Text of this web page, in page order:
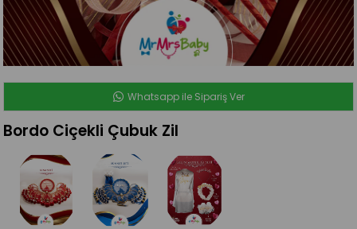
Whatsapp ile Sipariş Ver
Bordo Ciçekli Çubuk Zil